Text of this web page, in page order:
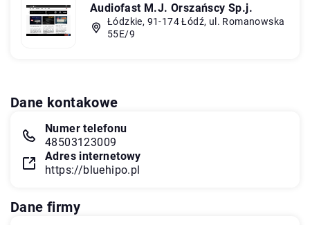
Audiofast M.J. Orszańscy Sp.j.
Łódzkie, 91-174 Łódź, ul. Romanowska
55E/9
Dane kontakowe
Numer telefonu
48503123009
Adres internetowy
https://bluehipo.pl
Dane firmy